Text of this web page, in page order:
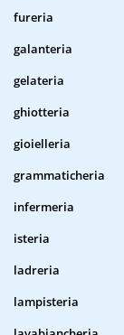
fureria
galanteria
gelateria
ghiotteria
gioielleria
grammaticheria
infermeria
isteria
ladreria
lampisteria